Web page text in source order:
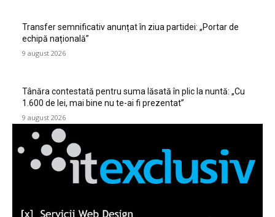
Transfer semnificativ anunțat în ziua partidei: „Portar de
echipă națională”
9 august 2026
Tânăra contestată pentru suma lăsată în plic la nuntă: „Cu
1.600 de lei, mai bine nu te-ai fi prezentat”
9 august 2026